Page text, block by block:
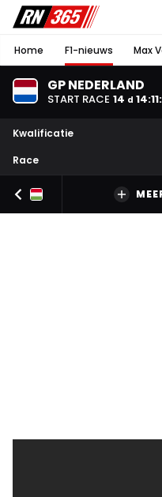
Home F1-nieuws Max
GP NEDERLAND
START RACE 14 d 14:11:
Kwalificatie
Race